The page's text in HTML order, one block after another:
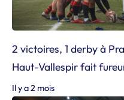
2 victoires, 1 derby à
Haut-Vallespir fait
Il y a 2 mois